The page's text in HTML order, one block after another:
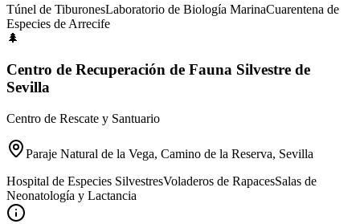
Túnel de TiburonesLaboratorio de Biología MarinaCuarentena de
Especies de Arrecife
🌲
Centro de Recuperación de Fauna Silvestre de
Sevilla
Centro de Rescate y Santuario
Paraje Natural de la Vega, Camino de la Reserva, Sevilla
Hospital de Especies SilvestresVoladeros de RapacesSalas de
Neonatología y Lactancia